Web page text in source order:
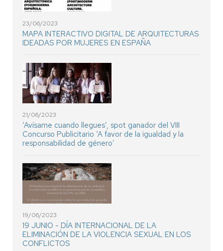
23/06/2023
MAPA INTERACTIVO DIGITAL DE ARQUITECTURAS
IDEADAS POR MUJERES EN ESPAÑA
21/06/2023
‘Avísame cuando llegues’, spot ganador del VIII
Concurso Publicitario ‘A favor de la igualdad y la
responsabilidad de género’
19/06/2023
19 JUNIO - DÍA INTERNACIONAL DE LA
ELIMINACIÓN DE LA VIOLENCIA SEXUAL EN LOS
CONFLICTOS